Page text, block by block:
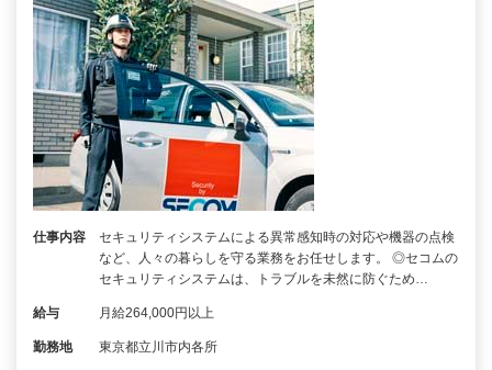
仕事内容
セキュリティシステムによる異常感知時の対応や機器の点検
など、人々の暮らしを守る業務をお任せします。 ◎セコムの
セキュリティシステムは、トラブルを未然に防ぐため…
給与 月給264,000円以上
勤務地 東京都立川市内各所